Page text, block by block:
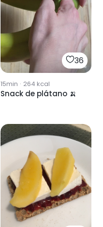
36
15min · 264 kcal
Snack de plátano 🍌